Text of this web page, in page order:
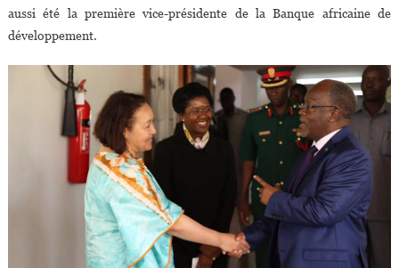
aussi été la première vice-présidente de la Banque africaine de
développement.